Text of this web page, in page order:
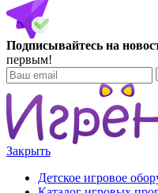
Подписывайтесь на
первым!
Закрыть
Детское игровое